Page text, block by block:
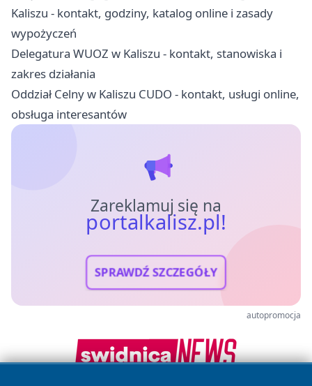
Kaliszu - kontakt, godziny, katalog online i zasady
wypożyczeń
Delegatura WUOZ w Kaliszu - kontakt, stanowiska i
zakres działania
Oddział Celny w Kaliszu CUDO - kontakt, usługi online,
obsługa interesantów
Zareklamuj się na
portalkalisz.pl!
SPRAWDŹ SZCZEGÓŁY
autopromocja